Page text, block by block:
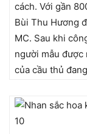
cách. Với gần
Bùi Thu Hương
MC. Sau khi
người mẫu được
của cầu thủ